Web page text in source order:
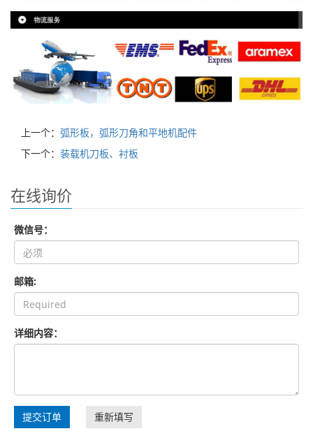
上一个： 弧形板，弧形刀角和平地机配件
下一个： 装载机刀板、衬板
在线询价
微信号：
邮箱:
详细内容：
提交订单 重新填写